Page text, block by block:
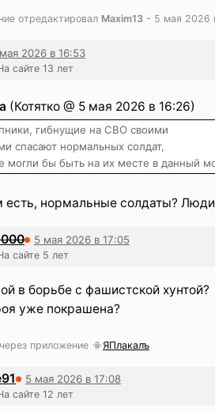
отредактировал Maxim13 - 5 мая 2026
2026 в 16:53
сайте 13 лет
(Котятко @ 5 мая 2026 в 16:26)
гибнущие на СВО своими
спасают нормальных солдат,
могли бы быть на их месте в данный
есть, нормальные солдаты?
5 мая 2026 в 17:05
сайте 5 лет
в борьбе с фашистской хунтой?
уже покрашена?
приложение ЯПлакалъ
5 мая 2026 в 17:08
сайте 12 лет